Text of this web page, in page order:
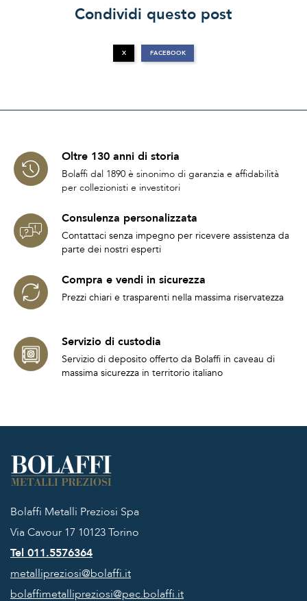
Condividi questo post
X FACEBOOK
Oltre 130 anni di storia
Bolaffi dal 1890 è sinonimo di garanzia e affidabilità
per collezionisti e investitori
Consulenza personalizzata
Contattaci senza impegno per ricevere assistenza da
parte dei nostri esperti
Compra e vendi in sicurezza
Prezzi chiari e trasparenti nella massima riservatezza
Servizio di custodia
Servizio di deposito offerto da Bolaffi in caveau di
massima sicurezza in territorio italiano
Bolaffi Metalli Preziosi Spa
Via Cavour 17 10123 Torino
Tel 011.5576364
metallipreziosi@bolaffi.it
bolaffimetallipreziosi@pec.bolaffi.it